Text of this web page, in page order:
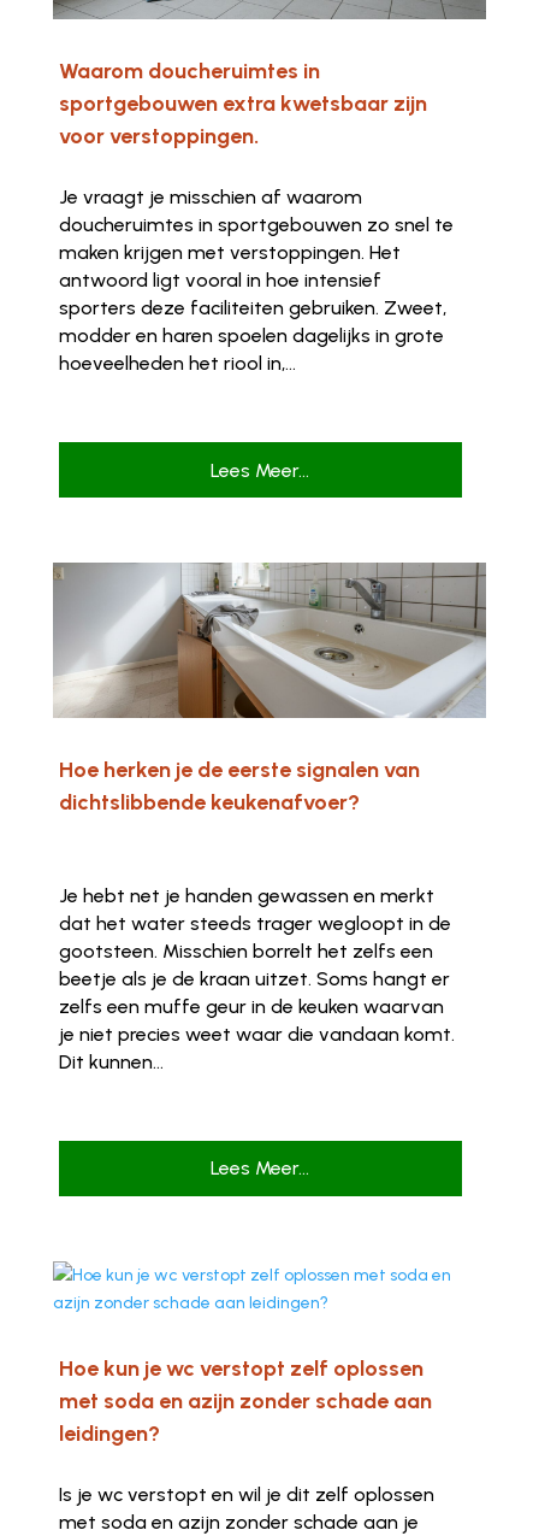
Waarom doucheruimtes in
sportgebouwen extra kwetsbaar zijn
voor verstoppingen.
Je vraagt je misschien af waarom
doucheruimtes in sportgebouwen zo snel te
maken krijgen met verstoppingen. Het
antwoord ligt vooral in hoe intensief
sporters deze faciliteiten gebruiken. Zweet,
modder en haren spoelen dagelijks in grote
hoeveelheden het riool in,...
Lees Meer...
Hoe herken je de eerste signalen van
dichtslibbende keukenafvoer?
Je hebt net je handen gewassen en merkt
dat het water steeds trager wegloopt in de
gootsteen. Misschien borrelt het zelfs een
beetje als je de kraan uitzet. Soms hangt er
zelfs een muffe geur in de keuken waarvan
je niet precies weet waar die vandaan komt.
Dit kunnen...
Lees Meer...
Hoe kun je wc verstopt zelf oplossen
met soda en azijn zonder schade aan
leidingen?
Is je wc verstopt en wil je dit zelf oplossen
met soda en azijn zonder schade aan je